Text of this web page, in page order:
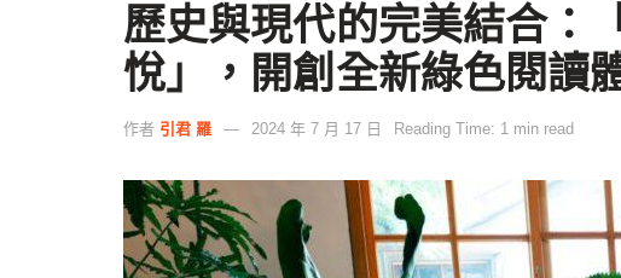
歷史與現代的完美結合：
悅」，開創全新綠色閱讀
作者 引君 羅 2024 年 7 月 17 日 Reading Time: 1 min read